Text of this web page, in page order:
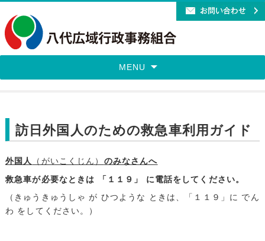
MENU
訪日外国人のための救急車利用ガイド
外国人 （がいこくじん） のみなさんへ
救急車が必要なときは 「１１９」 に電話をしてください。
（きゅうきゅうしゃ が ひつような ときは、「１１９」に でん
わ をしてください。）